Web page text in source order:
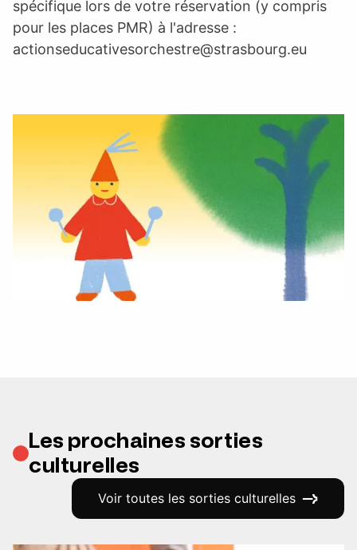
spécifique lors de votre réservation (y compris
pour les places PMR) à l'adresse :
actionseducativesorchestre@strasbourg.eu
Les prochaines sorties
culturelles
Voir toutes les sorties culturelles